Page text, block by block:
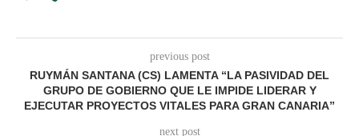
previous post
RUYMÁN SANTANA (CS) LAMENTA “LA PASIVIDAD DEL
GRUPO DE GOBIERNO QUE LE IMPIDE LIDERAR Y
EJECUTAR PROYECTOS VITALES PARA GRAN CANARIA”
next post